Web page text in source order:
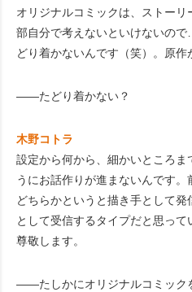
オリジナルコミックは、ストー
部自分で考えないといけないの
どり着かないんです（笑）。原作
――たどり着かない？
木野コトラ
設定から何から、細かいところま
うにお話作りが進まないんです
どちらかというと描き手として
として受信するタイプだと思っ
尊敬します。
――たしかにオリジナルコミック